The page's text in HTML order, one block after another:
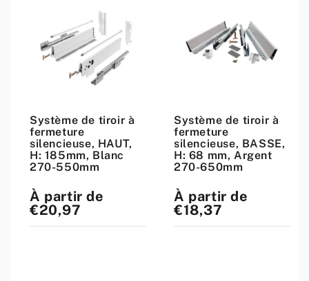
Système de tiroir à
fermeture
silencieuse, HAUT,
H: 185mm, Blanc
270-550mm
Prix
standard
À partir de
€20,97
Système de tiroir à
fermeture
silencieuse, BASSE,
H: 68 mm, Argent
270-650mm
Prix
standard
À partir de
€18,37